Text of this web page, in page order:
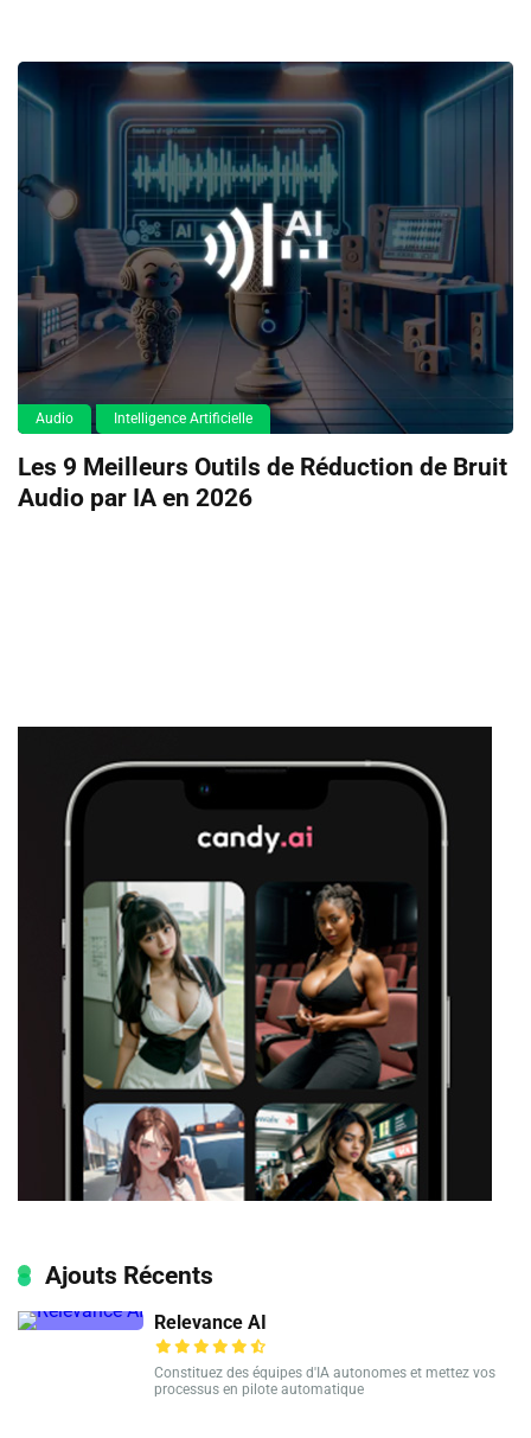
Audio Intelligence Artificielle
Les 9 Meilleurs Outils de Réduction de Bruit
Audio par IA en 2026
Ajouts Récents
Relevance AI
Constituez des équipes d'IA autonomes et mettez vos
processus en pilote automatique